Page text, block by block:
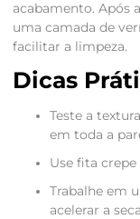
acabamento. Após
uma camada de
facilitar a limpeza.
Dicas
Teste a
em toda a
Use fita
Trabalhe em
acelerar a